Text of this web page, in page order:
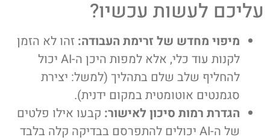
עליכם לעשות עכשיו?
מיפוי מחדש של זרימת העבודה: זהו לא הזמן
לקנות עוד כלי, אלא למפות היכן ה-AI יכול
להחליף שלב שלם בתהליך (למשל: יצירת
סגמנטים אוטומטית במקום ידנית).
הגדרת רמות סיכון לאישור: קבעו אילו פלטים
של ה-AI יכולים להתפרסם בבדיקה קלה בלבד